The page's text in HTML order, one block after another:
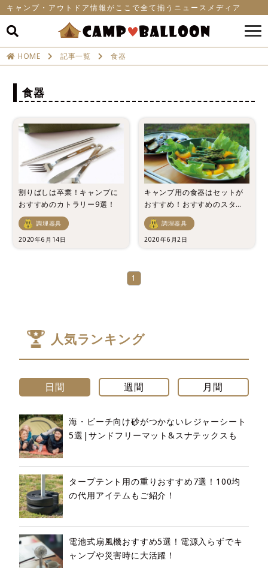
キャンプ・アウトドア情報がここで全て揃うニュースメディア
HOME 記事一覧 食器
食器
割りばしは卒業！キャンプに
おすすめのカトラリー9選！
調理器具
2020年6月14日
キャンプ用の食器はセットが
おすすめ！おすすめのスタッ
キング出来る食器セット【9
選】 調理器具
2020年6月2日
1
人気ランキング
日間 週間 月間
海・ビーチ向け砂がつかないレジャーシート
5選|サンドフリーマット&スナテックスも
タープテント用の重りおすすめ7選！100均
の代用アイテムもご紹介！
電池式扇風機おすすめ5選！電源入らずでキ
ャンプや災害時に大活躍！